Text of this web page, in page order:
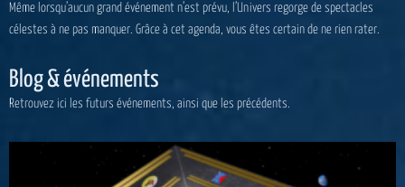
Même lorsqu’aucun grand événement n’est prévu, l’Univers regorge de spectacles
célestes à ne pas manquer. Grâce à cet agenda, vous êtes certain de ne rien rater.
Blog & événements
Retrouvez ici les futurs événements, ainsi que les précédents.